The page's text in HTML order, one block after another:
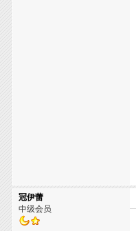
冠伊蕾
中级会员